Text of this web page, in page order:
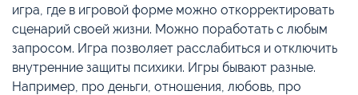
игра, где в игровой форме можно откорректировать
сценарий своей жизни. Можно поработать с любым
запросом. Игра позволяет расслабиться и отключить
внутренние защиты психики. Игры бывают разные.
Например, про деньги, отношения, любовь, про